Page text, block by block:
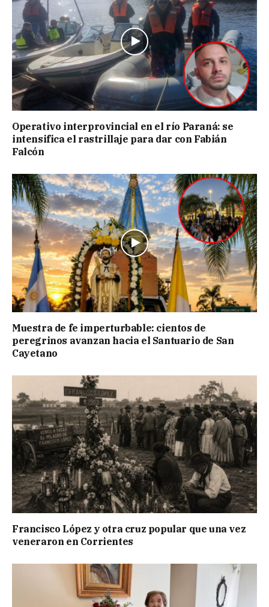
Operativo interprovincial en el río Paraná: se
intensifica el rastrillaje para dar con Fabián
Falcón
Muestra de fe imperturbable: cientos de
peregrinos avanzan hacia el Santuario de San
Cayetano
Francisco López y otra cruz popular que una vez
veneraron en Corrientes